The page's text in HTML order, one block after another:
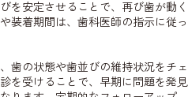
を安定させることで、再び歯が動く
装着期間は、歯科医師の指示に従っ
歯の状態や歯並びの維持状況をチェ
を受けることで、早期に問題を発見